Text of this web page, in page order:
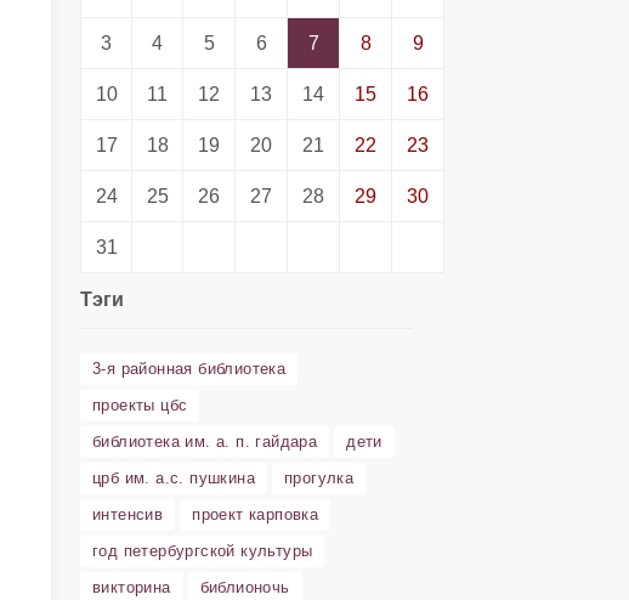
3 4 5 6 7 8 9
10 11 12 13 14 15 16
17 18 19 20 21 22 23
24 25 26 27 28 29 30
31
Тэги
3-я районная библиотека
проекты цбс
библиотека им. а. п. гайдара
дети
црб им. а.с. пушкина
прогулка
интенсив
проект карповка
год петербургской культуры
викторина
библионочь